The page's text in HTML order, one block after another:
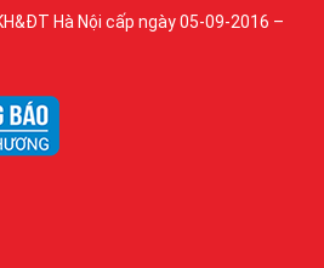
Hà Nội cấp ngày 05-09-2016 –